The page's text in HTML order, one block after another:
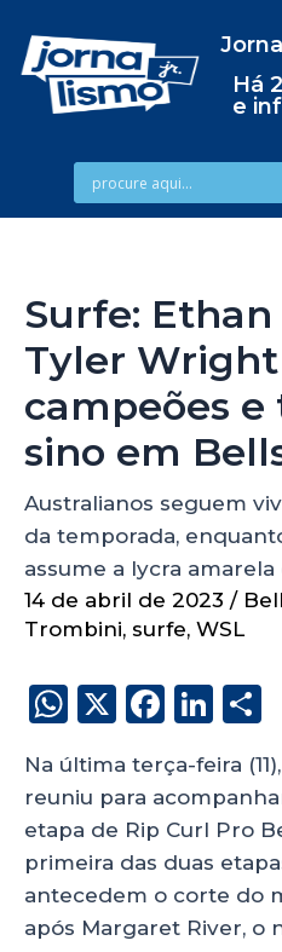
Há
e
Surfe:
Tyler Wright
campeões e
sino em
Australianos seguem
da temporada,
assume a lycra
14 de abril de 2023 /
Trombini, surfe, WSL
W
a
ts
A
p
p
X
F
c
e
b
o
o
Li
k
e
dI
n
Na última terça-feira
reuniu para
etapa de Rip Curl Pro
primeira das duas
antecedem o corte do
após Margaret River, o